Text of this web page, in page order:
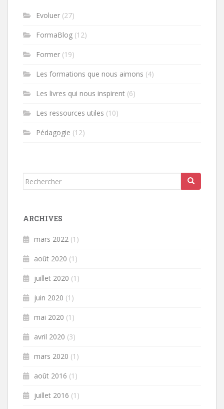
Evoluer (27)
FormaBlog (12)
Former (19)
Les formations que nous aimons (4)
Les livres qui nous inspirent (6)
Les ressources utiles (10)
Pédagogie (12)
Rechercher...
ARCHIVES
mars 2022 (1)
août 2020 (1)
juillet 2020 (1)
juin 2020 (1)
mai 2020 (1)
avril 2020 (3)
mars 2020 (1)
août 2016 (1)
juillet 2016 (1)